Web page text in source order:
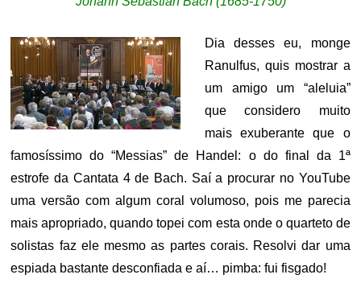
Dia desses eu, monge
Ranulfus, quis mostrar a
um amigo um “aleluia”
que considero muito
mais exuberante que o
famosíssimo do “Messias” de Handel: o do final da 1ª
estrofe da Cantata 4 de Bach. Saí a procurar no YouTube
uma versão com algum coral volumoso, pois me parecia
mais apropriado, quando topei com esta onde o quarteto de
solistas faz ele mesmo as partes corais. Resolvi dar uma
espiada bastante desconfiada e aí… pimba: fui fisgado!